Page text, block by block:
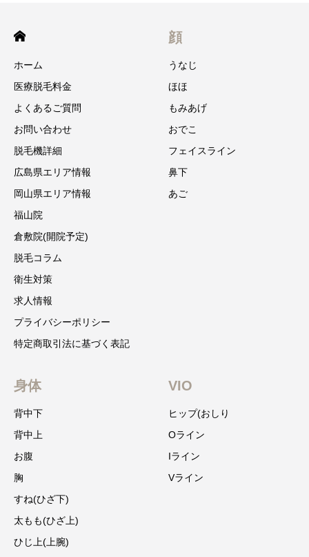
ホーム
医療脱毛料金
よくあるご質問
お問い合わせ
脱毛機詳細
広島県エリア情報
岡山県エリア情報
福山院
倉敷院(開院予定)
脱毛コラム
衛生対策
求人情報
プライバシーポリシー
特定商取引法に基づく表記
顔
うなじ
ほほ
もみあげ
おでこ
フェイスライン
鼻下
あご
身体
背中下
背中上
お腹
胸
すね(ひざ下)
太もも(ひざ上)
ひじ上(上腕)
VIO
ヒップ(おしり
Oライン
Iライン
Vライン